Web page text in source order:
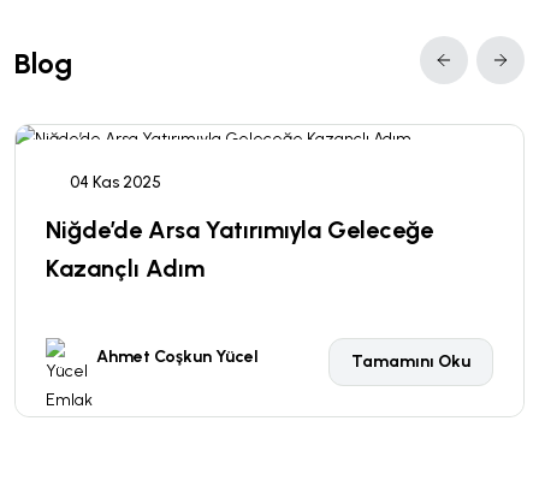
Blog
04 Kas 2025
Niğde’de Arsa Yatırımıyla Geleceğe
Kazançlı Adım
Ahmet Coşkun Yücel Tamamını Oku